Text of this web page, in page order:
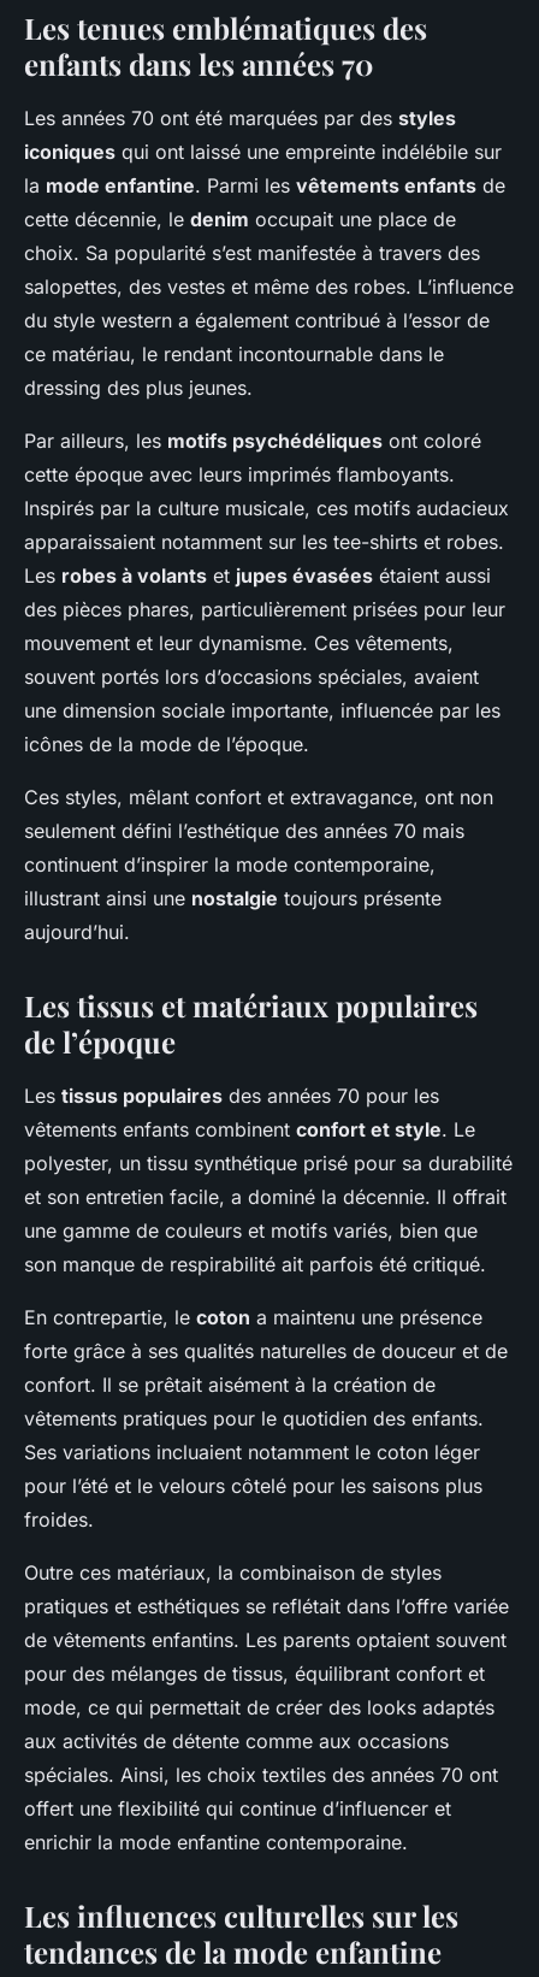
Les tenues emblématiques des
enfants dans les années 70
Les années 70 ont été marquées par des styles
iconiques qui ont laissé une empreinte indélébile sur
la mode enfantine. Parmi les vêtements enfants de
cette décennie, le denim occupait une place de
choix. Sa popularité s’est manifestée à travers des
salopettes, des vestes et même des robes. L’influence
du style western a également contribué à l’essor de
ce matériau, le rendant incontournable dans le
dressing des plus jeunes.
Par ailleurs, les motifs psychédéliques ont coloré
cette époque avec leurs imprimés flamboyants.
Inspirés par la culture musicale, ces motifs audacieux
apparaissaient notamment sur les tee-shirts et robes.
Les robes à volants et jupes évasées étaient aussi
des pièces phares, particulièrement prisées pour leur
mouvement et leur dynamisme. Ces vêtements,
souvent portés lors d’occasions spéciales, avaient
une dimension sociale importante, influencée par les
icônes de la mode de l’époque.
Ces styles, mêlant confort et extravagance, ont non
seulement défini l’esthétique des années 70 mais
continuent d’inspirer la mode contemporaine,
illustrant ainsi une nostalgie toujours présente
aujourd’hui.
Les tissus et matériaux populaires
de l’époque
Les tissus populaires des années 70 pour les
vêtements enfants combinent confort et style. Le
polyester, un tissu synthétique prisé pour sa durabilité
et son entretien facile, a dominé la décennie. Il offrait
une gamme de couleurs et motifs variés, bien que
son manque de respirabilité ait parfois été critiqué.
En contrepartie, le coton a maintenu une présence
forte grâce à ses qualités naturelles de douceur et de
confort. Il se prêtait aisément à la création de
vêtements pratiques pour le quotidien des enfants.
Ses variations incluaient notamment le coton léger
pour l’été et le velours côtelé pour les saisons plus
froides.
Outre ces matériaux, la combinaison de styles
pratiques et esthétiques se reflétait dans l’offre variée
de vêtements enfantins. Les parents optaient souvent
pour des mélanges de tissus, équilibrant confort et
mode, ce qui permettait de créer des looks adaptés
aux activités de détente comme aux occasions
spéciales. Ainsi, les choix textiles des années 70 ont
offert une flexibilité qui continue d’influencer et
enrichir la mode enfantine contemporaine.
Les influences culturelles sur les
tendances de la mode enfantine